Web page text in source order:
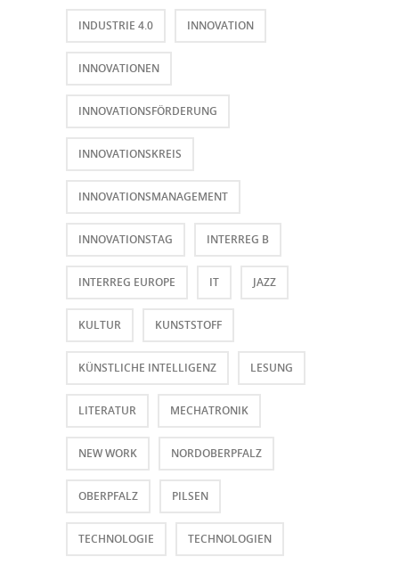
INDUSTRIE 4.0 INNOVATION
INNOVATIONEN
INNOVATIONSFÖRDERUNG
INNOVATIONSKREIS
INNOVATIONSMANAGEMENT
INNOVATIONSTAG INTERREG B
INTERREG EUROPE IT JAZZ
KULTUR KUNSTSTOFF
KÜNSTLICHE INTELLIGENZ LESUNG
LITERATUR MECHATRONIK
NEW WORK NORDOBERPFALZ
OBERPFALZ PILSEN
TECHNOLOGIE TECHNOLOGIEN